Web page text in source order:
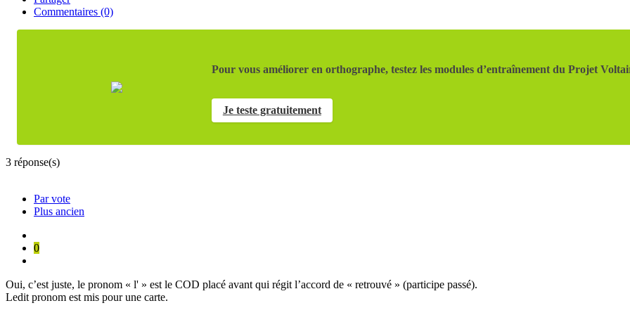
Commentaires (0)
Pour vous améliorer en orthographe, testez les modules d’entraînement du Projet
Je teste gratuitement
3 réponse(s)
Par vote
Plus ancien
0
Oui, c’est juste, le pronom « l' » est le COD placé avant qui régit l’accord de « retrouvé » (participe passé).
Ledit pronom est mis pour une carte.